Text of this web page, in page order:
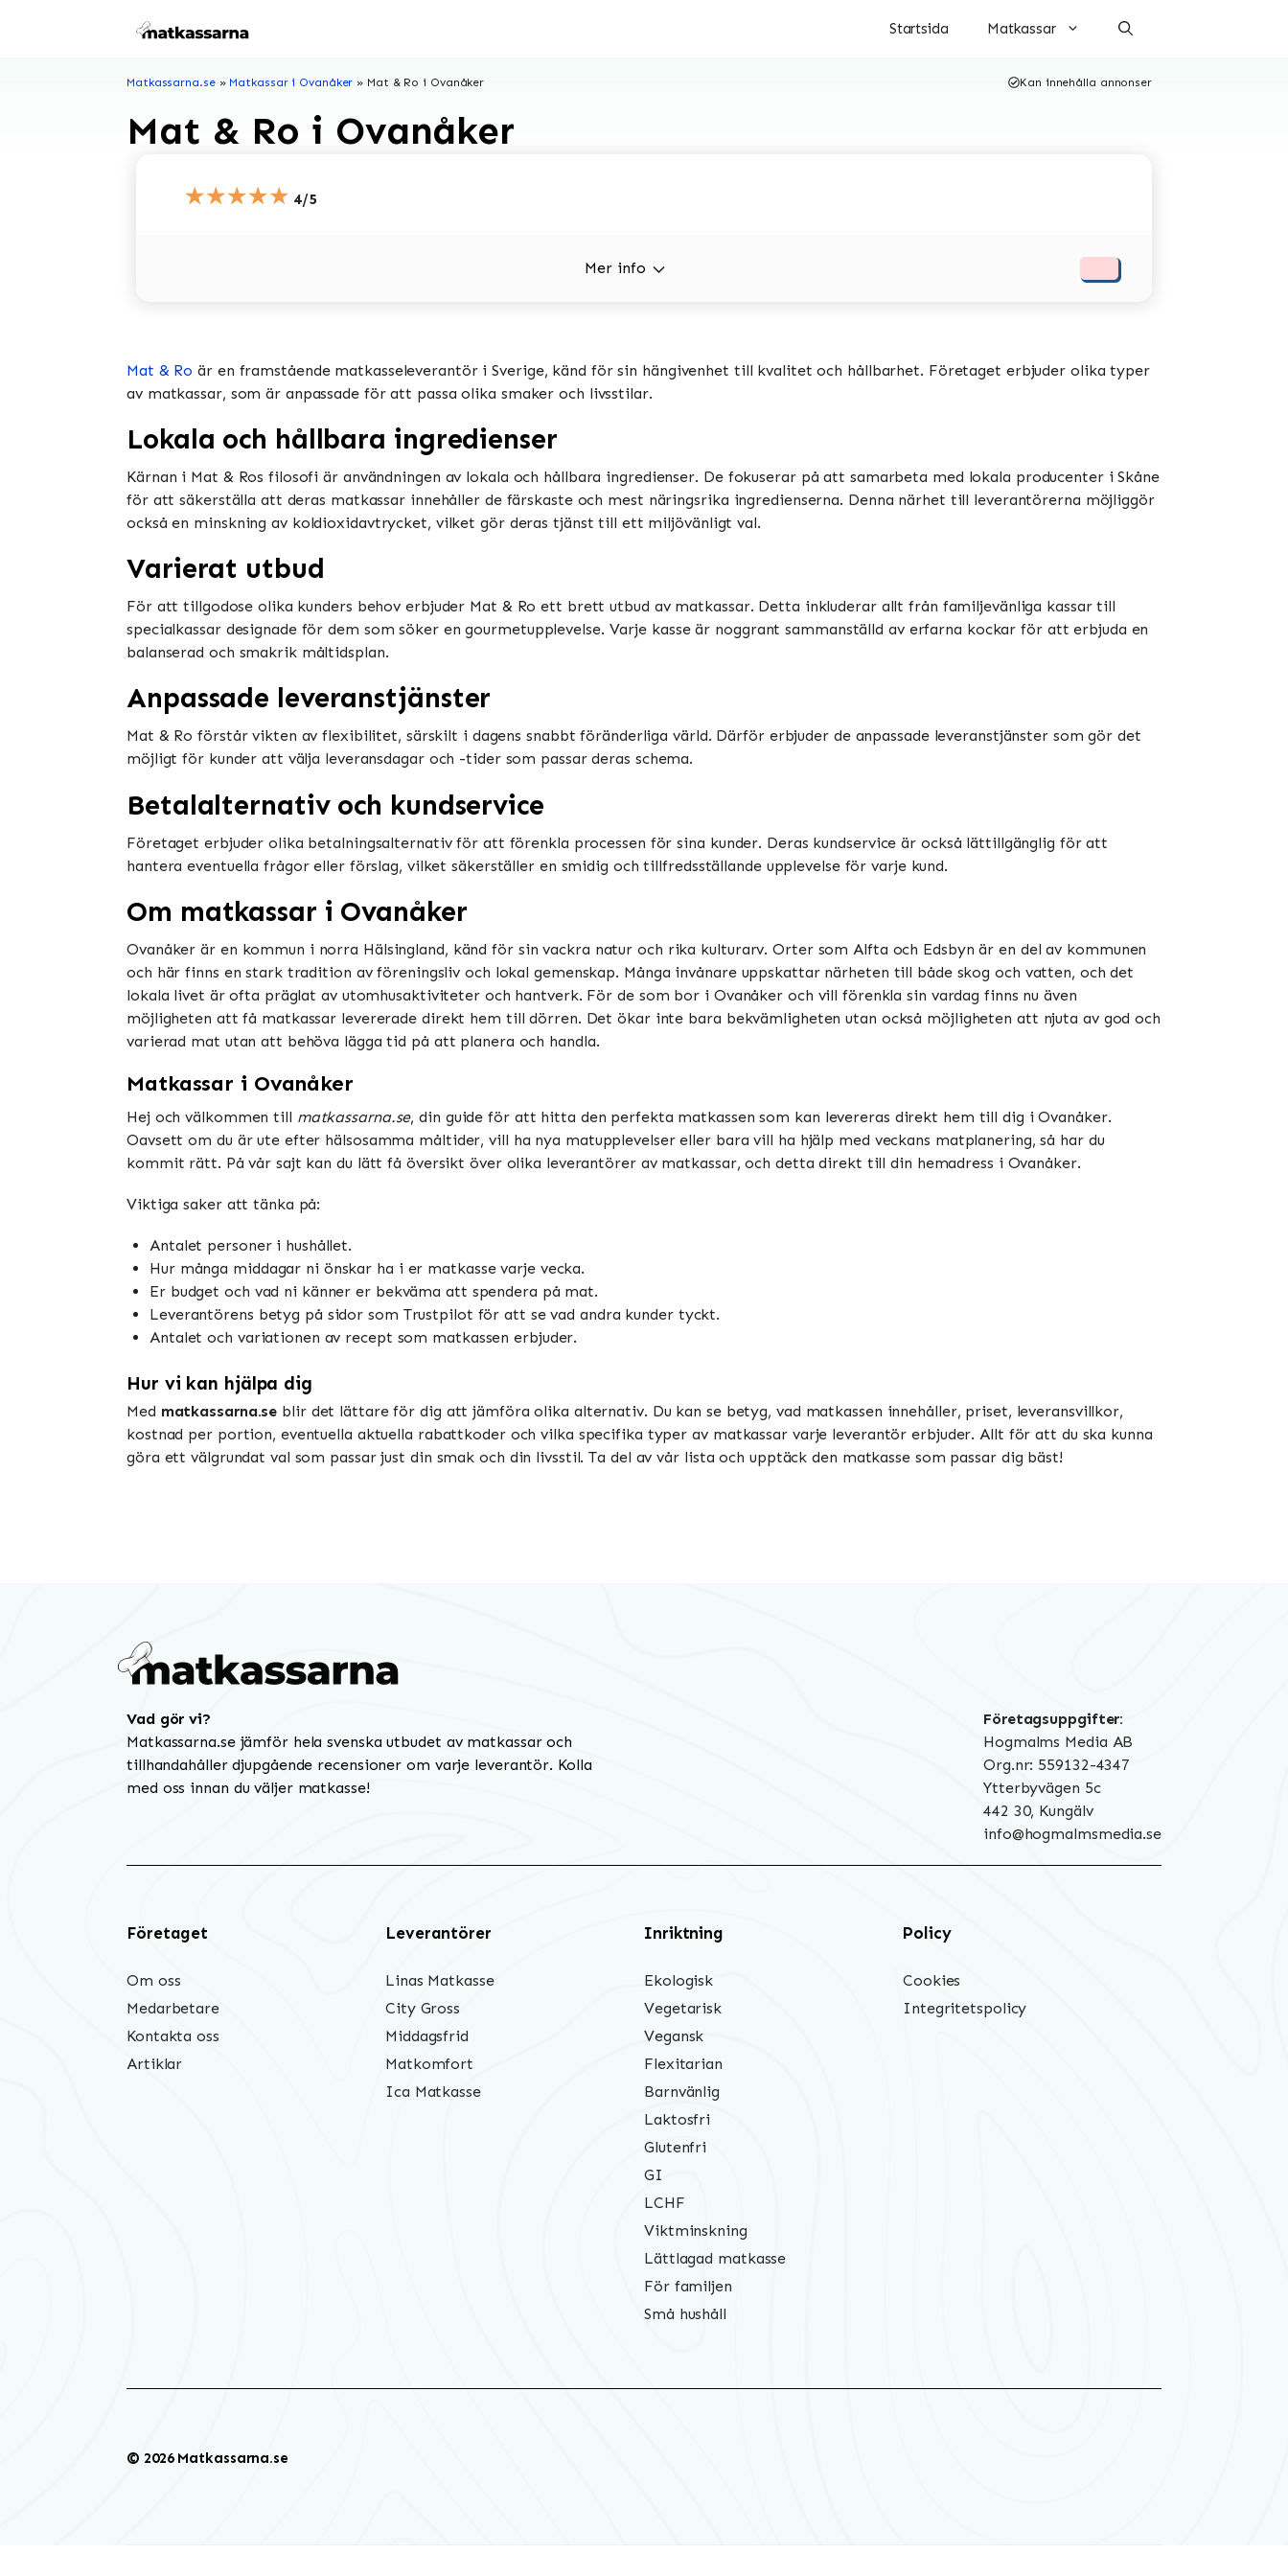
Startsida Matkassar
Matkassarna.se» Matkassar i Ovanåker » Mat & Ro i Ovanåker Kan innehålla annonser
Mat & Ro i Ovanåker
★★★★★ 4/5
Mer info
Mat & Ro är en framstående matkasseleverantör i Sverige, känd för sin hängivenhet till kvalitet och hållbarhet. Företaget erbjuder olika typer
av matkassar, som är anpassade för att passa olika smaker och livsstilar.
Lokala och hållbara ingredienser
Kärnan i Mat & Ros filosofi är användningen av lokala och hållbara ingredienser. De fokuserar på att samarbeta med lokala producenter i Skåne
för att säkerställa att deras matkassar innehåller de färskaste och mest näringsrika ingredienserna. Denna närhet till leverantörerna möjliggör
också en minskning av koldioxidavtrycket, vilket gör deras tjänst till ett miljövänligt val.
Varierat utbud
För att tillgodose olika kunders behov erbjuder Mat & Ro ett brett utbud av matkassar. Detta inkluderar allt från familjevänliga kassar till
specialkassar designade för dem som söker en gourmetupplevelse. Varje kasse är noggrant sammanställd av erfarna kockar för att erbjuda en
balanserad och smakrik måltidsplan.
Anpassade leveranstjänster
Mat & Ro förstår vikten av flexibilitet, särskilt i dagens snabbt föränderliga värld. Därför erbjuder de anpassade leveranstjänster som gör det
möjligt för kunder att välja leveransdagar och -tider som passar deras schema.
Betalalternativ och kundservice
Företaget erbjuder olika betalningsalternativ för att förenkla processen för sina kunder. Deras kundservice är också lättillgänglig för att
hantera eventuella frågor eller förslag, vilket säkerställer en smidig och tillfredsställande upplevelse för varje kund.
Om matkassar i Ovanåker
Ovanåker är en kommun i norra Hälsingland, känd för sin vackra natur och rika kulturarv. Orter som Alfta och Edsbyn är en del av kommunen
och här finns en stark tradition av föreningsliv och lokal gemenskap. Många invånare uppskattar närheten till både skog och vatten, och det
lokala livet är ofta präglat av utomhusaktiviteter och hantverk. För de som bor i Ovanåker och vill förenkla sin vardag finns nu även
möjligheten att få matkassar levererade direkt hem till dörren. Det ökar inte bara bekvämligheten utan också möjligheten att njuta av god och
varierad mat utan att behöva lägga tid på att planera och handla.
Matkassar i Ovanåker
Hej och välkommen till matkassarna.se, din guide för att hitta den perfekta matkassen som kan levereras direkt hem till dig i Ovanåker.
Oavsett om du är ute efter hälsosamma måltider, vill ha nya matupplevelser eller bara vill ha hjälp med veckans matplanering, så har du
kommit rätt. På vår sajt kan du lätt få översikt över olika leverantörer av matkassar, och detta direkt till din hemadress i Ovanåker.
Viktiga saker att tänka på:
Antalet personer i hushållet.
Hur många middagar ni önskar ha i er matkasse varje vecka.
Er budget och vad ni känner er bekväma att spendera på mat.
Leverantörens betyg på sidor som Trustpilot för att se vad andra kunder tyckt.
Antalet och variationen av recept som matkassen erbjuder.
Hur vi kan hjälpa dig
Med matkassarna.se blir det lättare för dig att jämföra olika alternativ. Du kan se betyg, vad matkassen innehåller, priset, leveransvillkor,
kostnad per portion, eventuella aktuella rabattkoder och vilka specifika typer av matkassar varje leverantör erbjuder. Allt för att du ska kunna
göra ett välgrundat val som passar just din smak och din livsstil. Ta del av vår lista och upptäck den matkasse som passar dig bäst!
Vad gör vi?
Matkassarna.se jämför hela svenska utbudet av matkassar och
tillhandahåller djupgående recensioner om varje leverantör. Kolla
med oss innan du väljer matkasse!
Företagsuppgifter:
Hogmalms Media AB
Org.nr: 559132-4347
Ytterbyvägen 5c
442 30, Kungälv
info@hogmalmsmedia.se
Företaget
Om oss
Medarbetare
Kontakta oss
Artiklar
Leverantörer
Linas Matkasse
City Gross
Middagsfrid
Matkomfort
Ica Matkasse
Inriktning
Ekologisk
Vegetarisk
Vegansk
Flexitarian
Barnvänlig
Laktosfri
Glutenfri
GI
LCHF
Viktminskning
Lättlagad matkasse
För familjen
Små hushåll
Policy
Cookies
Integritetspolicy
© 2026 Matkassarna.se